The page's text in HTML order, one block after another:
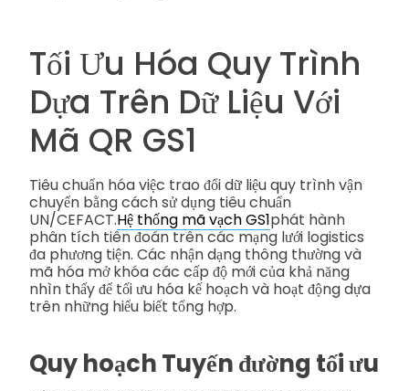
Tối Ưu Hóa Quy Trình
Dựa Trên Dữ Liệu Với
Mã QR GS1
Tiêu chuẩn hóa việc trao đổi dữ liệu quy trình vận
chuyển bằng cách sử dụng tiêu chuẩn
UN/CEFACT.Hệ thống mã vạch GS1phát hành
phân tích tiên đoán trên các mạng lưới logistics
đa phương tiện. Các nhận dạng thông thường và
mã hóa mở khóa các cấp độ mới của khả năng
nhìn thấy để tối ưu hóa kế hoạch và hoạt động dựa
trên những hiểu biết tổng hợp.
Quy hoạch Tuyến đường tối ưu